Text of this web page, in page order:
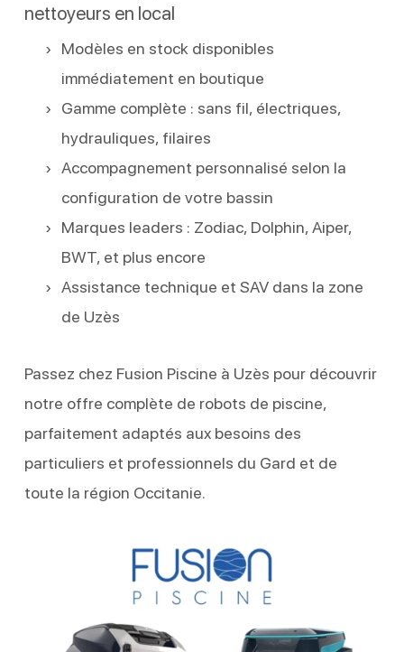
nettoyeurs en local
Modèles en stock disponibles
immédiatement en boutique
Gamme complète : sans fil, électriques,
hydrauliques, filaires
Accompagnement personnalisé selon la
configuration de votre bassin
Marques leaders : Zodiac, Dolphin, Aiper,
BWT, et plus encore
Assistance technique et SAV dans la zone
de Uzès
Passez chez Fusion Piscine à Uzès pour découvrir
notre offre complète de robots de piscine,
parfaitement adaptés aux besoins des
particuliers et professionnels du Gard et de
toute la région Occitanie.